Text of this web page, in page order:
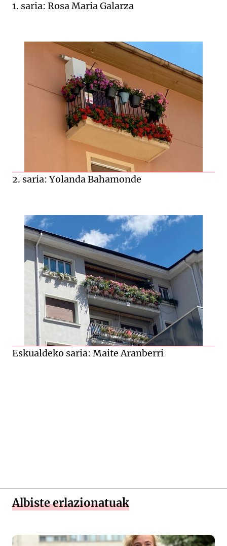
1. saria: Rosa Maria Galarza
2. saria: Yolanda Bahamonde
Eskualdeko saria: Maite Aranberri
Albiste erlazionatuak